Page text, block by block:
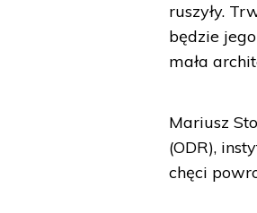
ruszyły.
będzie
mała
Mariusz
(ODR),
chęci